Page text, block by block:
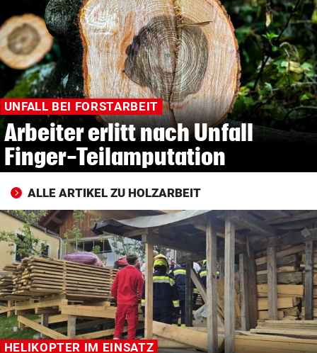
© Krone Multimedia GmbH & Co KG 2026
Muthgasse 2, 1190 Wien
UNFALL BEI FORSTARBEIT
Arbeiter erlitt nach Unfall
Finger-Teilamputation
ALLE ARTIKEL ZU HOLZARBEIT
HELIKOPTER IM EINSATZ